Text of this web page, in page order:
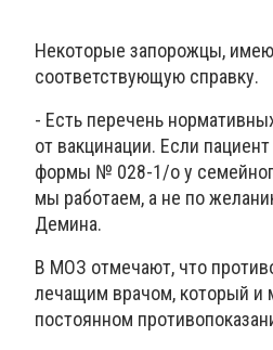
Некоторые запорожцы,
соответствующую справку.
- Есть перечень
от вакцинации. Если
формы № 028-1/о у
мы работаем, а не по
Демина.
В МОЗ отмечают, что
лечащим врачом, который и
постоянном